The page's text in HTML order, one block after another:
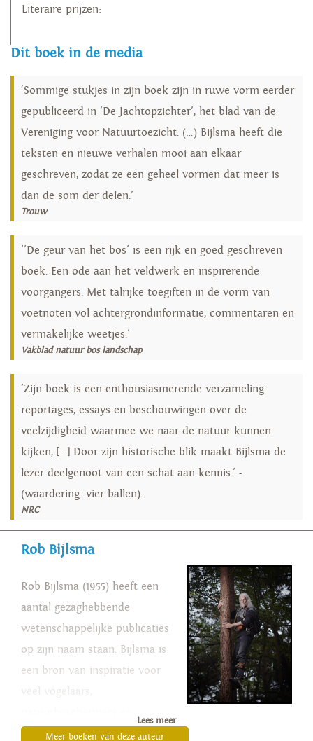
Literaire prijzen:
Dit boek in de media
‘Sommige stukjes in zijn boek zijn in ruwe vorm eerder
gepubliceerd in 'De Jachtopzichter', het blad van de
Vereniging voor Natuurtoezicht. (…) Bijlsma heeft die
teksten en nieuwe verhalen mooi aan elkaar
geschreven, zodat ze een geheel vormen dat meer is
dan de som der delen.’
Trouw
''De geur van het bos' is een rijk en goed geschreven
boek. Een ode aan het veldwerk en inspirerende
voorgangers. Met talrijke toegiften in de vorm van
voetnoten vol achtergrondinformatie, commentaren en
vermakelijke weetjes.'
Vakblad natuur bos landschap
'Zijn boek is een enthousiasmerende verzameling
reportages, essays en beschouwingen over de
veelzijdigheid waarmee we naar de natuur kunnen
kijken, […] Door zijn historische blik maakt Bijlsma de
lezer deelgenoot van een schat aan kennis.' -
(waardering: vier ballen).
NRC
Rob Bijlsma
Rob Bijlsma (1955) heeft een
aantal gezaghebbende
wetenschappelijke publicaties
op zijn naam staan. Bijlsma is
een bron van inspiratie voor
ornithologen. Van Rob Bijlsma
Lees meer
Meer boeken van deze auteur